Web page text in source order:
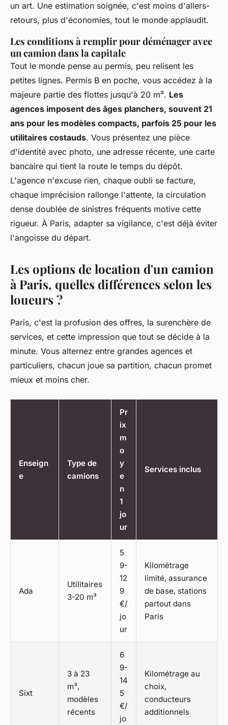
un art. Une estimation soignée, c'est moins d'allers-
retours, plus d'économies, tout le monde applaudit.
Les conditions à remplir pour déménager avec
un camion dans la capitale
Tout le monde pense au permis, peu relisent les
petites lignes. Permis B en poche, vous accédez à la
majeure partie des flottes jusqu'à 20 m³. Les
agences imposent des âges planchers, souvent 21
ans pour les modèles compacts, parfois 25 pour les
utilitaires costauds. Vous présentez une pièce
d'identité avec photo, une adresse récente, une carte
bancaire qui tient la route le temps du dépôt.
L'agence n'excuse rien, chaque oubli se facture,
chaque imprécision rallonge l'attente, la circulation
dense doublée de sinistres fréquents motive cette
rigueur. À Paris, adapter sa vigilance, c'est déjà éviter
l'angoisse du départ.
Les options de location d'un camion
à Paris, quelles différences selon les
loueurs ?
Paris, c'est la profusion des offres, la surenchère de
services, et cette impression que tout se décide à la
minute. Vous alternez entre grandes agences et
particuliers, chacun joue sa partition, chacun promet
mieux et moins cher.
Enseign
e
Type de
camions
Pr
ix
m
o
y
e
n
1
jo
ur
Services inclus
Ada
Utilitaires
3-20 m³
5
9-
12
9
€/
jo
ur
Kilométrage
limité, assurance
de base, stations
partout dans
Paris
Sixt
3 à 23
m³,
modèles
récents
6
9-
14
5
€/
jo
Kilométrage au
choix,
conducteurs
additionnels